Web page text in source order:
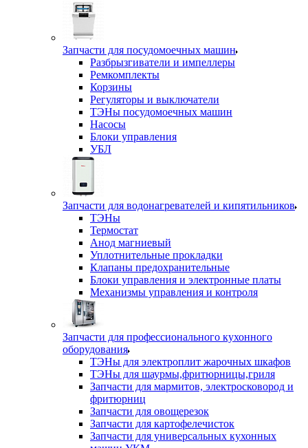
Запчасти для посудомоечных машин
Разбрызгиватели и импеллеры
Ремкомплекты
Корзины
Регуляторы и выключатели
ТЭНы посудомоечных машин
Насосы
Блоки управления
УБЛ
Запчасти для водонагревателей и кипятильников
ТЭНы
Термостат
Анод магниевый
Уплотнительные прокладки
Клапаны предохранительные
Блоки управления и электронные платы
Механизмы управления и контроля
Запчасти для профессионального кухонного
оборудования
ТЭНы для электроплит жарочных шкафов
ТЭНы для шаурмы,фритюрницы,гриля
Запчасти для мармитов, электросковород и
фритюрниц
Запчасти для овощерезок
Запчасти для картофелечисток
Запчасти для универсальных кухонных